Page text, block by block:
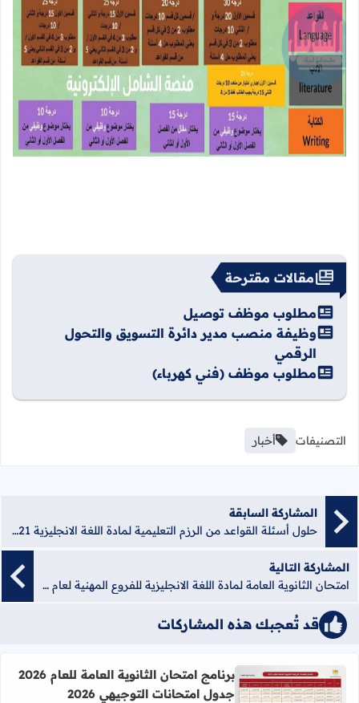
مقالات مقترحة
مطلوب موظف توصيل
وظيفة منصب مدير دائرة التسويق والتحول
الرقمي
مطلوب موظف (فني كهرباء)
التصنيفات أخبار
المشاركة السابقة
حلول أسئلة القواعد من الرزم التعليمية لمادة اللغة الانجليزية 2021- منصة الشامل الإلكترونية
المشاركة التالية
امتحان الثانوية العامة لمادة اللغة الانجليزية للفروع المهنية لعام 2021 - منصة الشامل الإلكترونية
قد تُعجبك هذه المشاركات
برنامج امتحان الثانوية العامة للعام 2026
جدول امتحانات التوجيهي 2026